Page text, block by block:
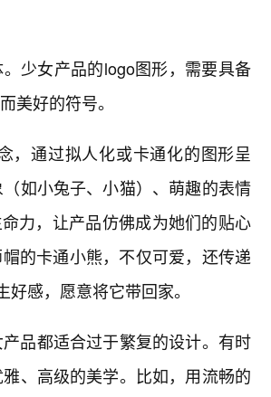
少女产品的logo图形，需要具备
美好的符号。
，通过拟人化或卡通化的图形呈
如小兔子、小猫）、萌趣的表情
力，让产品仿佛成为她们的贴心
的卡通小熊，不仅可爱，还传递
感，愿意将它带回家。
品都适合过于繁复的设计。有时
、高级的美学。比如，用流畅的